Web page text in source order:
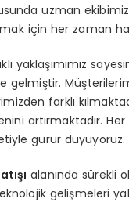
uzman
için her zaman
yaklaşımımız
gelmiştir.
farklı
artırmaktadır.
gurur duyuyoruz.
alanında sürekli
gelişmeleri